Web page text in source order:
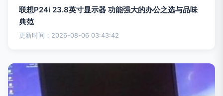
联想P24i 23.8英寸显示器 功能强大的办公之选与品味
典范
更新时间：2026-08-06 03:43:42